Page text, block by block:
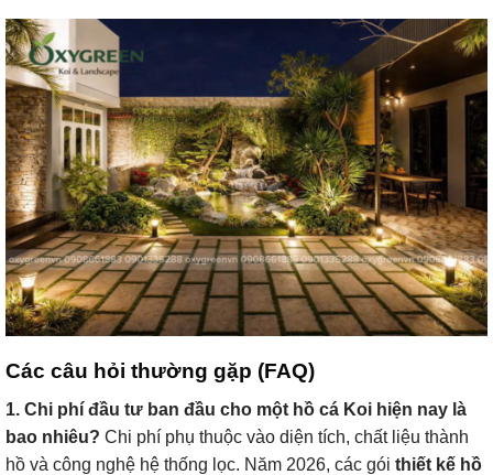
Các câu hỏi thường gặp (FAQ)
1. Chi phí đầu tư ban đầu cho một hồ cá Koi hiện nay là
bao nhiêu? Chi phí phụ thuộc vào diện tích, chất liệu thành
hồ và công nghệ hệ thống lọc. Năm 2026, các gói thiết kế hồ